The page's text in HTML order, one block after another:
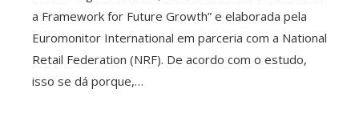
a Framework for Future Growth” e elaborada pela
Euromonitor International em parceria com a National
Retail Federation (NRF). De acordo com o estudo,
isso se dá porque,…